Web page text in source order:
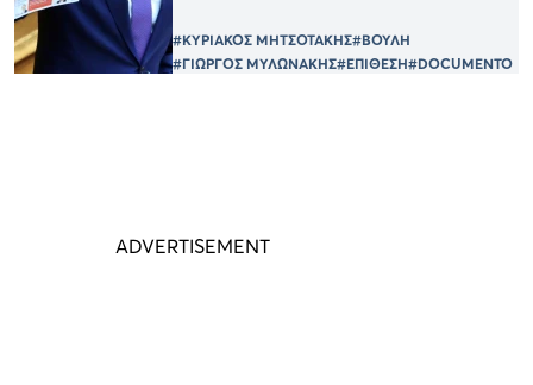
#ΚΥΡΙΑΚΟΣ ΜΗΤΣΟΤΑΚΗΣ#ΒΟΥΛΗ
#ΓΙΩΡΓΟΣ ΜΥΛΩΝΑΚΗΣ#ΕΠΙΘΕΣΗ#DOCUMENTO